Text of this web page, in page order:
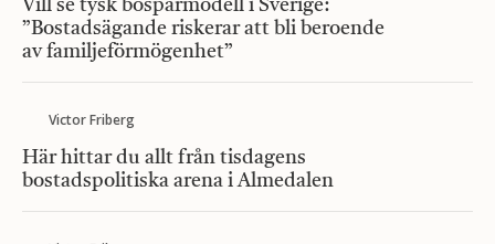
Vill se tysk bosparmodell i Sverige:
”Bostadsägande riskerar att bli beroende
av familjeförmögenhet”
Victor Friberg
Här hittar du allt från tisdagens
bostadspolitiska arena i Almedalen